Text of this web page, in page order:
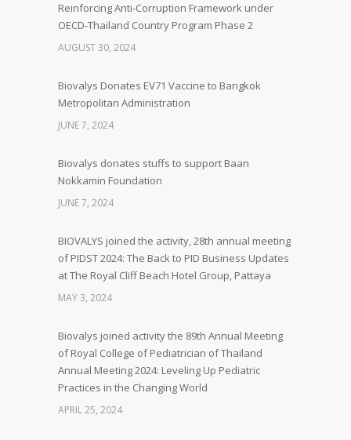
Reinforcing Anti-Corruption Framework under
OECD-Thailand Country Program Phase 2
AUGUST 30, 2024
Biovalys Donates EV71 Vaccine to Bangkok
Metropolitan Administration
JUNE 7, 2024
Biovalys donates stuffs to support Baan
Nokkamin Foundation
JUNE 7, 2024
BIOVALYS joined the activity, 28th annual meeting
of PIDST 2024: The Back to PID Business Updates
at The Royal Cliff Beach Hotel Group, Pattaya
MAY 3, 2024
Biovalys joined activity the 89th Annual Meeting
of Royal College of Pediatrician of Thailand
Annual Meeting 2024: Leveling Up Pediatric
Practices in the Changing World
APRIL 25, 2024